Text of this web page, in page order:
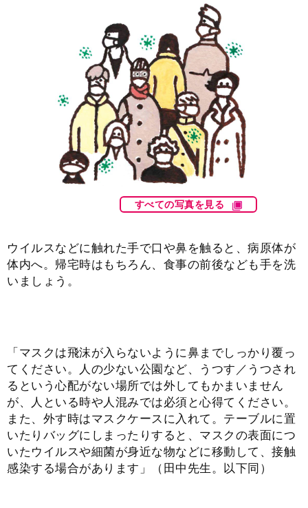
すべての写真を見る
ウイルスなどに触れた手で口や鼻を触ると、病原体が
体内へ。帰宅時はもちろん、食事の前後なども手を洗
いましょう。
「マスクは飛沫が入らないように鼻までしっかり覆っ
てください。人の少ない公園など、うつす／うつされ
るという心配がない場所では外してもかまいません
が、人といる時や人混みでは必須と心得てください。
また、外す時はマスクケースに入れて。テーブルに置
いたりバッグにしまったりすると、マスクの表面につ
いたウイルスや細菌が身近な物などに移動して、接触
感染する場合があります」（田中先生。以下同）